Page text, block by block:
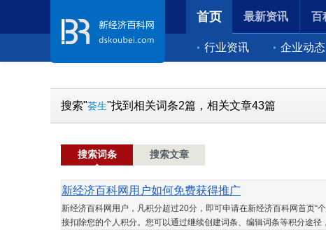
首页
行业资讯 企业动态
最新资讯 百
搜索"荟生"找到相关词条2篇，相关文章43篇
搜索词条 搜索文章
新经济百科网用户如何免费获得推广
新经济百科网用户，凡积分超过20分，即可申请在新经济百科网首页“
接扣除您的个人积分。您可以通过继续创建词条、编辑词条等积分途径